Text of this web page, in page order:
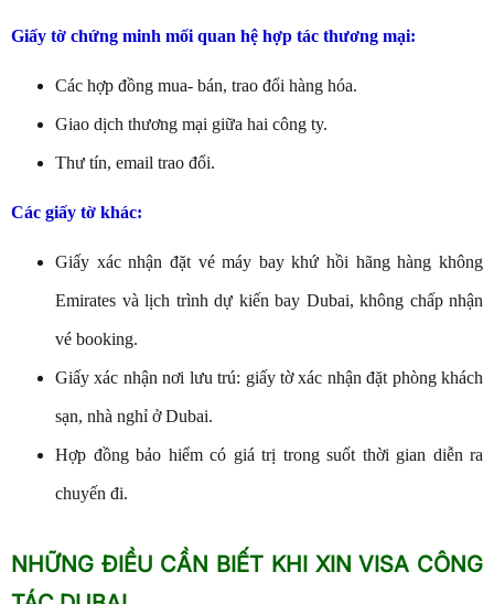
Giấy tờ chứng minh mối quan hệ hợp tác thương mại:
Các hợp đồng mua- bán, trao đổi hàng hóa.
Giao dịch thương mại giữa hai công ty.
Thư tín, email trao đổi.
Các giấy tờ khác:
Giấy xác nhận đặt vé máy bay khứ hồi hãng hàng không
Emirates và lịch trình dự kiến bay Dubai, không chấp nhận
vé booking.
Giấy xác nhận nơi lưu trú: giấy tờ xác nhận đặt phòng khách
sạn, nhà nghỉ ở Dubai.
Hợp đồng bảo hiểm có giá trị trong suốt thời gian diễn ra
chuyến đi.
NHỮNG ĐIỀU CẦN BIẾT KHI XIN VISA CÔNG